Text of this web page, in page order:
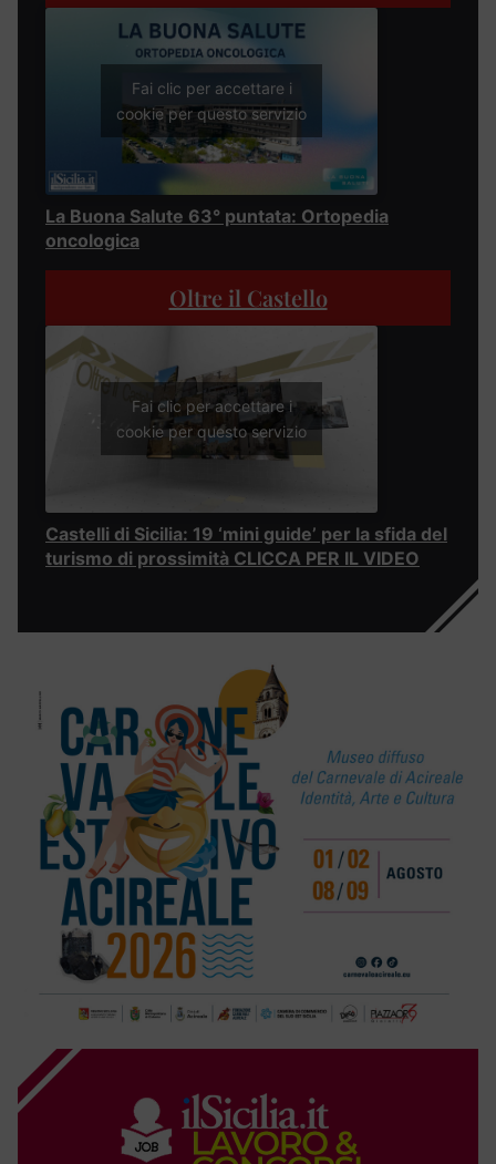
Fai clic per accettare i
cookie per questo servizio
La Buona Salute 63° puntata: Ortopedia
oncologica
Oltre il Castello
Fai clic per accettare i
cookie per questo servizio
Castelli di Sicilia: 19 ‘mini guide’ per la sfida del
turismo di prossimità CLICCA PER IL VIDEO